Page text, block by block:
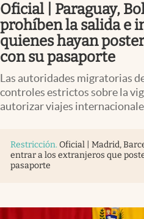
Colombia
Oficial | Paraguay,
prohíben la salida e
quienes hayan
con su pasaporte
Las autoridades migratorias
controles estrictos sobre la
autorizar viajes
Restricción. Oficial | Madrid,
entrar a los extranjeros que
pasaporte